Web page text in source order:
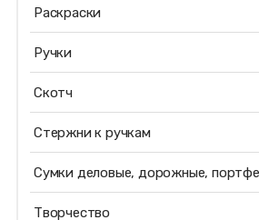
Раскраски
Ручки
Скотч
Стержни к ручкам
Сумки деловые, дорожные,
Творчество